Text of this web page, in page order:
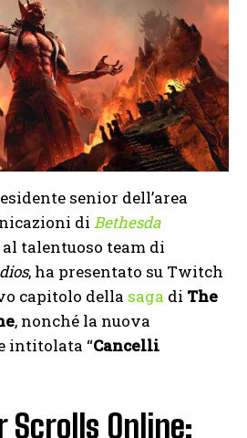
senior dell’area
di Bethesda
talentuoso team di
, ha presentato su Twitch
capitolo della saga di The
, nonché la nuova
intitolata “Cancelli
Scrolls Online: